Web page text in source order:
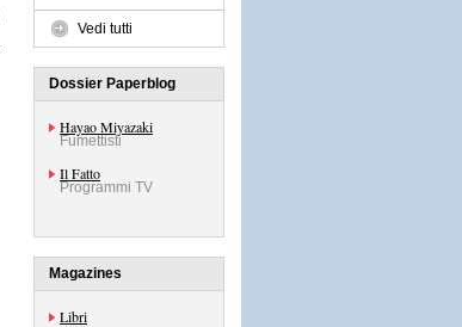
Vedi tutti
Dossier Paperblog
Hayao Miyazaki
Fumettisti
Il Fatto
Programmi TV
Magazines
Libri